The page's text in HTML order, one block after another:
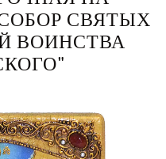
СВЯТЫХ
ВОИНСТВА